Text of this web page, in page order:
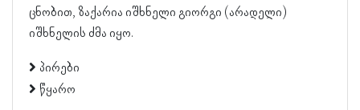
ცნობით, ზაქარია იშხნელი გიორგი (არადელი)
იშხნელის ძმა იყო.
პირები
წყარო